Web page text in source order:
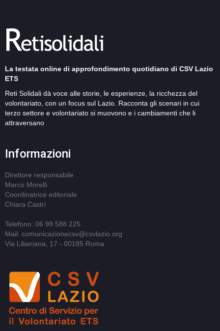
La testata online di approfondimento quotidiano di CSV Lazio
ETS
Reti Solidali dà voce alle storie, le esperienze, la ricchezza del
volontariato, con un focus sul Lazio. Racconta gli scenari in cui
terzo settore e volontariato si muovono e i cambiamenti che li
attraversano
Informazioni
Direttore responsabile
Marco Morelli
Coordinatrice editoriale
Chiara Castri
Telefono: 06 99 588 225
Mail: comunicazionecsv@csvlazio.org
Via Liberiana, 17 - 00185 Roma